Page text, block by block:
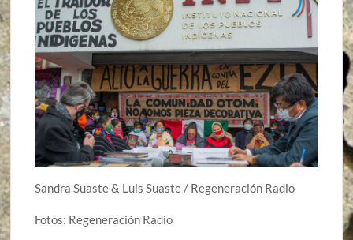
Sandra Suaste & Luis Suaste / Regeneración Radio
Fotos: Regeneración Radio